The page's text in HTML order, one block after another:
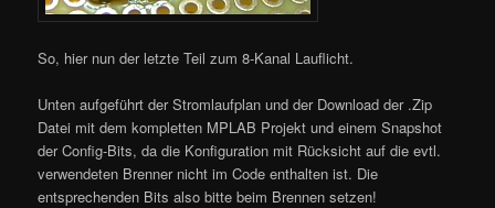
So, hier nun der letzte Teil zum 8-Kanal Lauflicht.
Unten aufgeführt der Stromlaufplan und der Download der .Zip
Datei mit dem kompletten MPLAB Projekt und einem Snapshot
der Config-Bits, da die Konfiguration mit Rücksicht auf die evtl.
verwendeten Brenner nicht im Code enthalten ist. Die
entsprechenden Bits also bitte beim Brennen setzen!